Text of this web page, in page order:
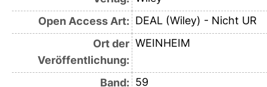
Open Access Art: DEAL (Wiley) - Nicht UR
Ort der
Veröffentlichung:
WEINHEIM
Band: 59